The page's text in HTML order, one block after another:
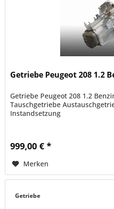
Getriebe Peugeot 208 1.2
Getriebe Peugeot 208 1.2
Tauschgetriebe
Instandsetzung
999,00 € *
Merken
Getriebe